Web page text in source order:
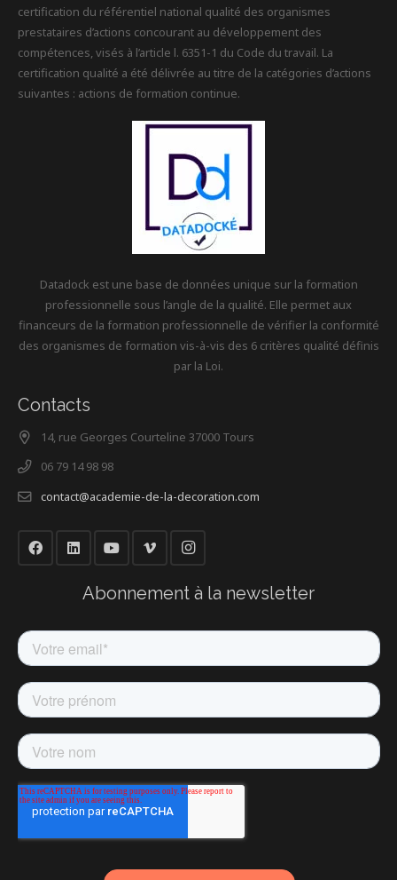
certification du référentiel national qualité des organismes
prestataires d’actions concourant au développement des
compétences, visés à l’article l. 6351-1 du Code du travail. La
certification qualité a été délivrée au titre de la catégories d’actions
suivantes : actions de formation continue.
Datadock est une base de données unique sur la formation
professionnelle sous l’angle de la qualité. Elle permet aux
financeurs de la formation professionnelle de vérifier la conformité
des organismes de formation vis-à-vis des 6 critères qualité définis
par la Loi.
Contacts
14, rue Georges Courteline 37000 Tours
06 79 14 98 98
contact@academie-de-la-decoration.com
Abonnement à la newsletter